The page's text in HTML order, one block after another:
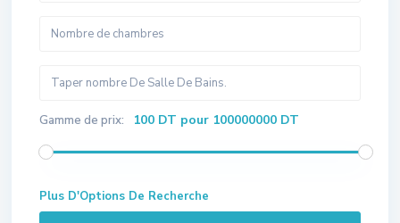
Gamme de prix: 100 DT pour 100000000 DT
Plus D'Options De Recherche